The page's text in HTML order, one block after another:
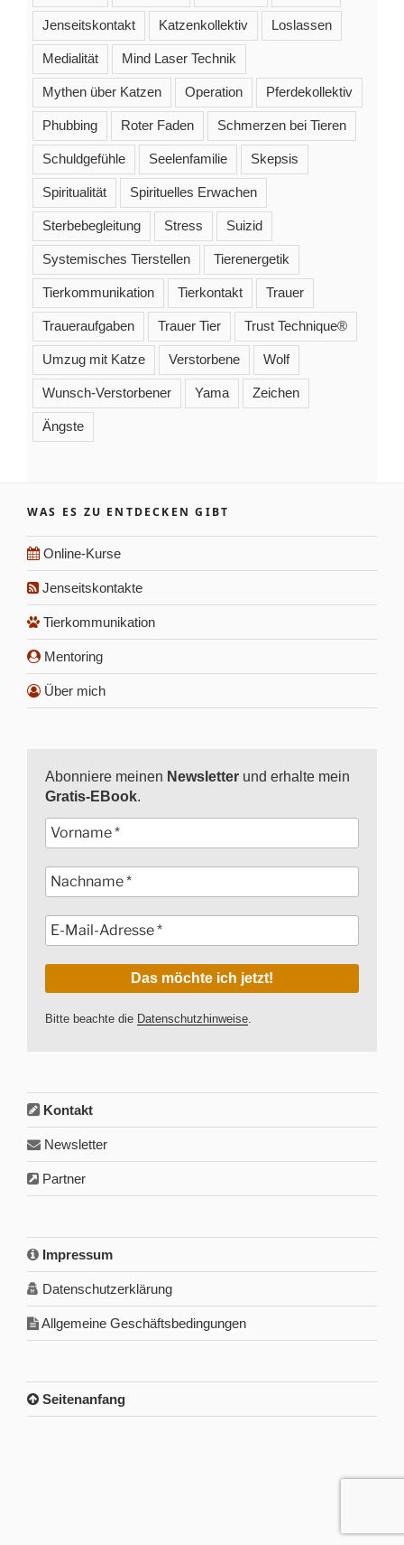
Jenseitskontakt Katzenkollektiv Loslassen
Medialität Mind Laser Technik
Mythen über Katzen Operation Pferdekollektiv
Phubbing Roter Faden Schmerzen bei Tieren
Schuldgefühle Seelenfamilie Skepsis
Spiritualität Spirituelles Erwachen
Sterbebegleitung Stress Suizid
Systemisches Tierstellen Tierenergetik
Tierkommunikation Tierkontakt Trauer
Traueraufgaben Trauer Tier Trust Technique®
Umzug mit Katze Verstorbene Wolf
Wunsch-Verstorbener Yama Zeichen
Ängste
WAS ES ZU ENTDECKEN GIBT
Online-Kurse
Jenseitskontakte
Tierkommunikation
Mentoring
Über mich
Abonniere meinen Newsletter und erhalte mein
Gratis-EBook.
Bitte beachte die Datenschutzhinweise.
Kontakt
Newsletter
Partner
Impressum
Datenschutzerklärung
Allgemeine Geschäftsbedingungen
Seitenanfang